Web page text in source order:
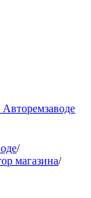
/
магазина/